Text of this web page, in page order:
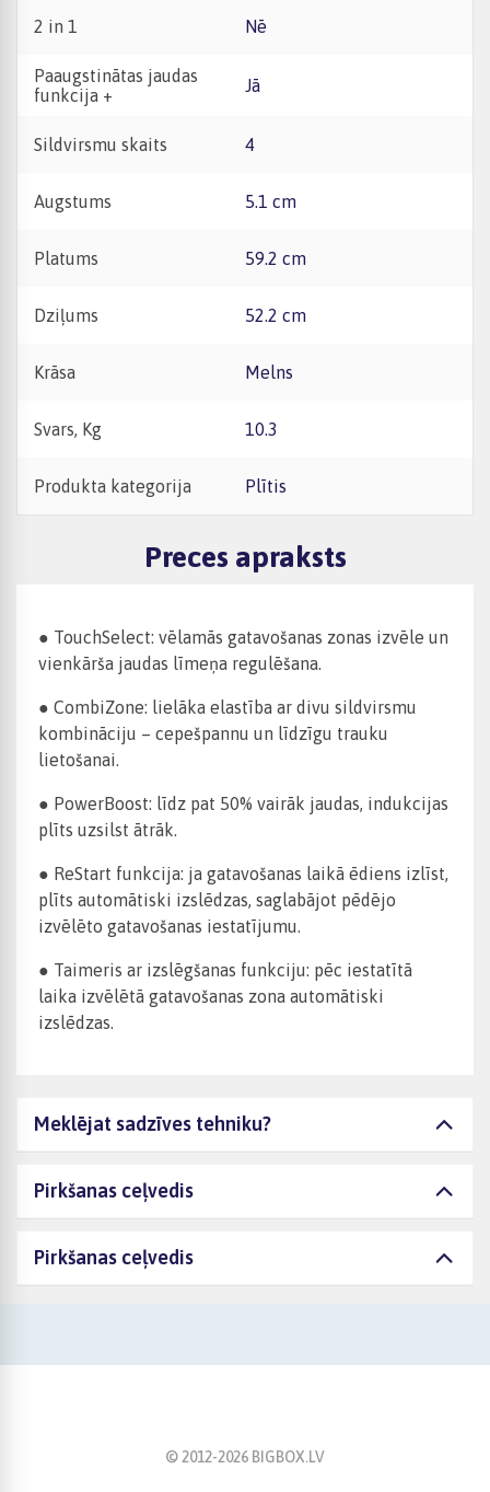
2 in 1 Nē
Paaugstinātas jaudas
funkcija +
Jā
Sildvirsmu skaits 4
Augstums 5.1 cm
Platums 59.2 cm
Dziļums 52.2 cm
Krāsa Melns
Svars, Kg 10.3
Produkta kategorija Plītis
Preces apraksts
● TouchSelect: vēlamās gatavošanas zonas izvēle un
vienkārša jaudas līmeņa regulēšana.
● CombiZone: lielāka elastība ar divu sildvirsmu
kombināciju – cepešpannu un līdzīgu trauku
lietošanai.
● PowerBoost: līdz pat 50% vairāk jaudas, indukcijas
plīts uzsilst ātrāk.
● ReStart funkcija: ja gatavošanas laikā ēdiens izlīst,
plīts automātiski izslēdzas, saglabājot pēdējo
izvēlēto gatavošanas iestatījumu.
● Taimeris ar izslēgšanas funkciju: pēc iestatītā
laika izvēlētā gatavošanas zona automātiski
izslēdzas.
Meklējat sadzīves tehniku?
Pirkšanas ceļvedis
Pirkšanas ceļvedis
© 2012-2026 BIGBOX.LV